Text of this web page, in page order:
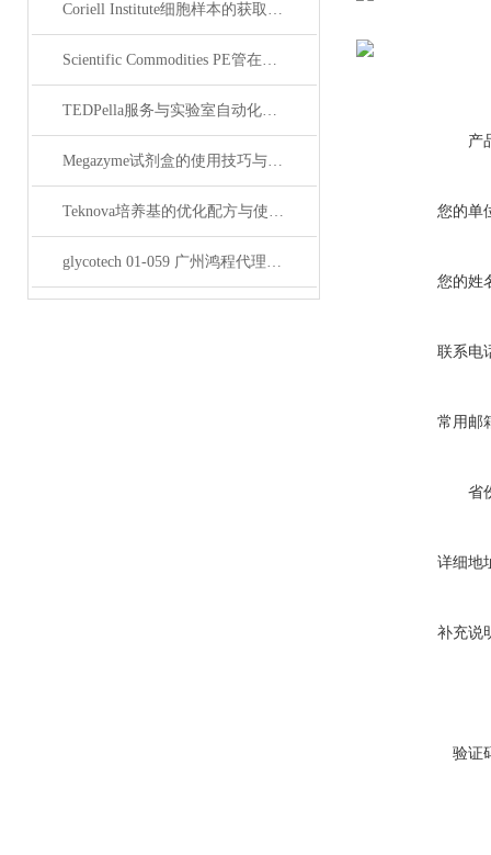
Coriell Institute细胞样本的获取与应用指南
Scientific Commodities PE管在环保实验中的作用
TEDPella服务与实验室自动化设备的整合
Megazyme试剂盒的使用技巧与实验优化方法
Teknova培养基的优化配方与使用技巧
glycotech 01-059 广州鸿程代理：开启糖生物学研究新征程
细
产
您的单
您的姓
联系电
常用邮
省
详细地
补充说
验证